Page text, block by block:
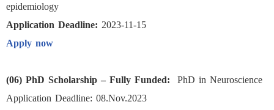
epidemiology
Application Deadline: 2023-11-15
Apply now
(06) PhD Scholarship – Fully Funded: PhD in Neuroscience
Application Deadline: 08.Nov.2023